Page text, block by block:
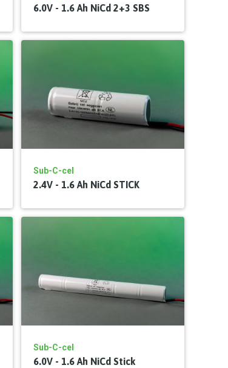
6.0V - 1.6 Ah NiCd 2+3 SBS
Sub-C-cel
2.4V - 1.6 Ah NiCd STICK
Sub-C-cel
6.0V - 1.6 Ah NiCd Stick